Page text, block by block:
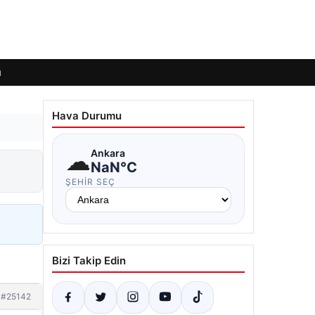
#25142
Hava Durumu
☁Ankara
NaN°C
ŞEHIR SEÇ
Bizi Takip Edin